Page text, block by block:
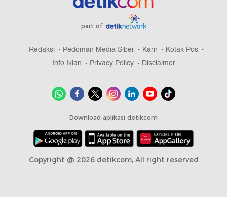
part of
Redaksi Pedoman Media Siber Karir
Kotak Pos
Info Iklan
Privacy Policy Disclaimer
Download aplikasi detikcom
Copyright @ 2026 detikcom, All right reserved